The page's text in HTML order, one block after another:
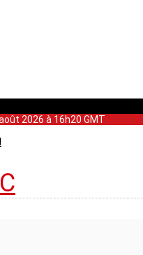
2026 à 16h20 GMT